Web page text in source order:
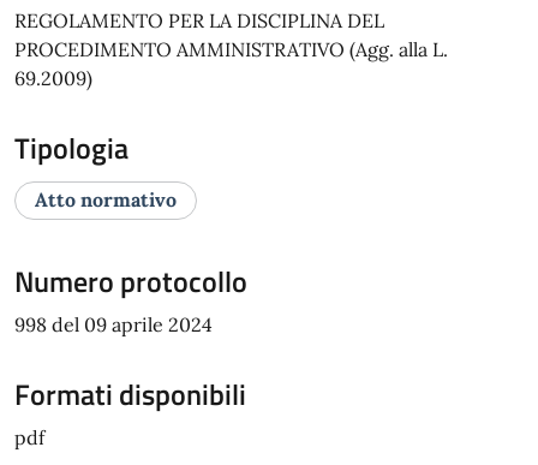
REGOLAMENTO PER LA DISCIPLINA DEL
PROCEDIMENTO AMMINISTRATIVO (Agg. alla L.
69.2009)
Tipologia
Atto normativo
Numero protocollo
998 del 09 aprile 2024
Formati disponibili
pdf